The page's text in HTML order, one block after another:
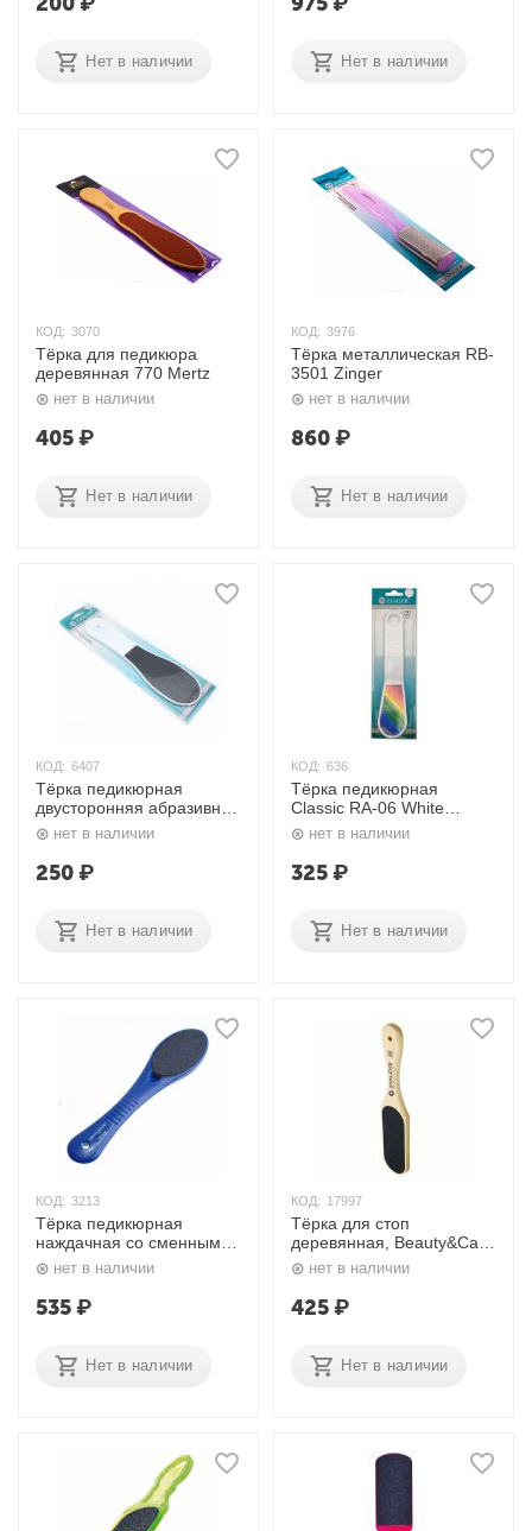
Нет в наличии Нет в наличии
КОД: 3070
Тёрка для педикюра
деревянная 770 Mertz
нет в наличии
405₽
Нет в наличии
КОД: 3976
Тёрка металлическая RB-
3501 Zinger
нет в наличии
860₽
Нет в наличии
КОД: 6407
Тёрка педикюрная
двусторонняя абразивная
100/180 грит RA-02 Zinger
нет в наличии
250₽
Нет в наличии
КОД: 636
Тёрка педикюрная
Classic RA-06 White
Zinger
нет в наличии
325₽
Нет в наличии
КОД: 3213
Тёрка педикюрная
наждачная со сменным
блоком zo-RA-26 Zinger
нет в наличии
535₽
Нет в наличии
КОД: 17997
Тёрка для стоп
деревянная, Beauty&Care
10 TYPE 1 (100/180)
Сталекс
нет в наличии
425₽
Нет в наличии